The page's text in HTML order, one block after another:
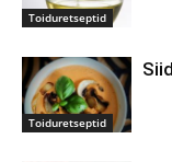
Toiduretseptid
Toiduretseptid